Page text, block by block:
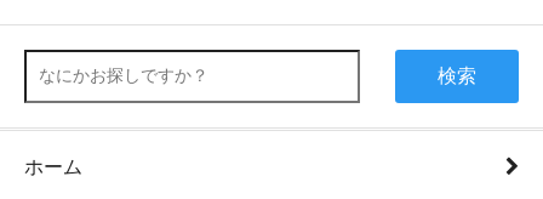
検索
ホーム